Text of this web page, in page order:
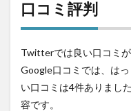
口コミ評判
Twitterでは良い口コミが
Google口コミでは、は
い口コミは4件ありまし
容です。